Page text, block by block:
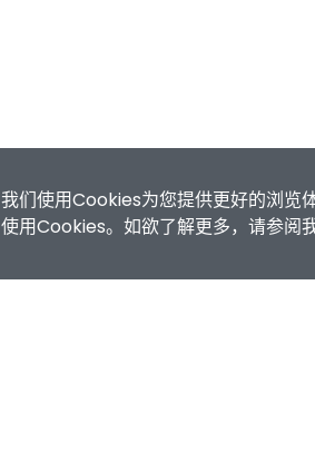
我们使用Cookies为您提供更好的浏览
使用Cookies。如欲了解更多，请参阅